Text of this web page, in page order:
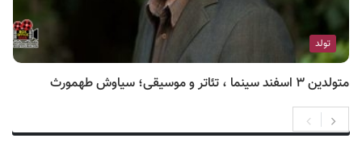
تولد
متولدین ۳ اسفند سینما ، تئاتر و موسیقی؛ سیاوش طهمورث